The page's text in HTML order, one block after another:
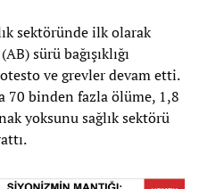
sektöründe ilk olarak
sürü bağışıklığı
ve grevler devam etti.
70 binden fazla ölüme, 1,8
yoksunu sağlık sektörü